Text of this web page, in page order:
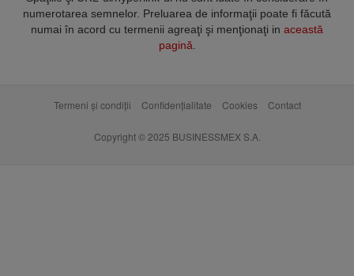
numerotarea semnelor. Preluarea de informaţii poate fi făcută
numai în acord cu termenii agreaţi şi menţionaţi in această
pagină.
Termeni și condiții Confidențialitate Cookies Contact
Copyright © 2025 BUSINESSMEX S.A.